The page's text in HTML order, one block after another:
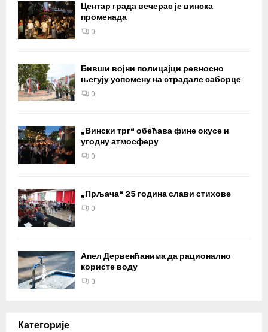
Центар града вечерас је винска
променада
0
Бивши војни полицајци ревносно
његују успомену на страдале саборце
0
„Вински трг“ обећава фине окусе и
угодну атмосферу
0
„Прљача“ 25 година слави стихове
0
Апел Дервенћанима да рационално
користе воду
0
Категорије